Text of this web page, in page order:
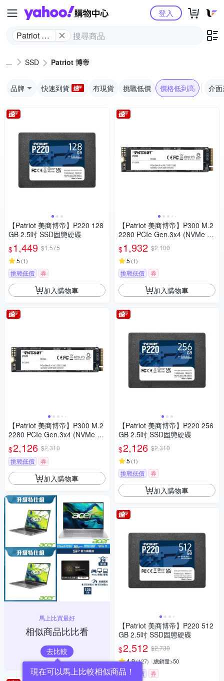
Yahoo購物中心
Patriot 博
登入
SSD Patriot 博帝
品牌 快速到貨 有現貨 挑戰低價 價格低到高 介
【Patriot 美商博帝】P220 128
GB 2.5吋 SSD固態硬碟
$1,449 $1,575
5 (1)
挑戰低價 券
加入購物車
【Patriot 美商博帝】P300 M.2
2280 PCIe Gen.3x4 (NVMe 1.
3) 256GB 固態硬碟
$2,126 $2,310
挑戰低價
券
加入購物車
馬上比買最好
相似商品比比看
去比較
現在可以馬上比較相似商品！
【Patriot 美商博帝】P300 M.2
2280 PCIe Gen.3x4 (NVMe 1.
3) 128GB 固態硬碟
$1,932 $2,100
5 (1)
挑戰低價 券
加入購物車
【Patriot 美商博帝】P220 256
GB 2.5吋 SSD固態硬碟
$2,126 $2,310
5 (1)
挑戰低價 券
加入購物車
【Patriot 美商博帝】P220 512
GB 2.5吋 SSD固態硬碟
$2,512 $2,730
4.9(127) 總銷量>50
挑戰低價 券